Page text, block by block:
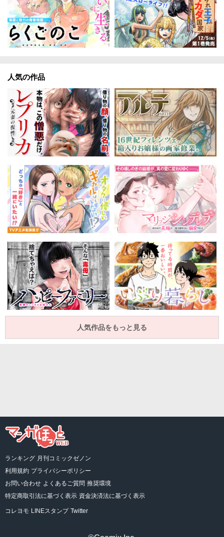
人気の作品
人気作品をもっと見る
ランキング 月刊コミックゼノン
利用規約 プライバシーポリシー
お問い合わせ よくあるご質問 推奨環境
特定商取引法に基づく表示 資金決済法に基づく表示
コレヨモ LINEスタンプ Twitter